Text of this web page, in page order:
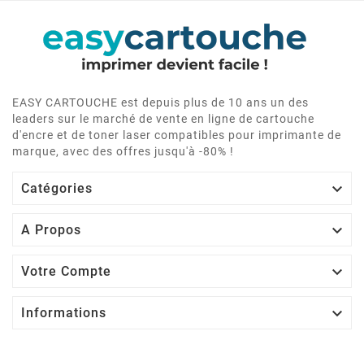
EASY CARTOUCHE est depuis plus de 10 ans un des
leaders sur le marché de vente en ligne de cartouche
d'encre et de toner laser compatibles pour imprimante de
marque, avec des offres jusqu'à -80% !
Catégories 
A Propos 
Votre Compte 
Informations 